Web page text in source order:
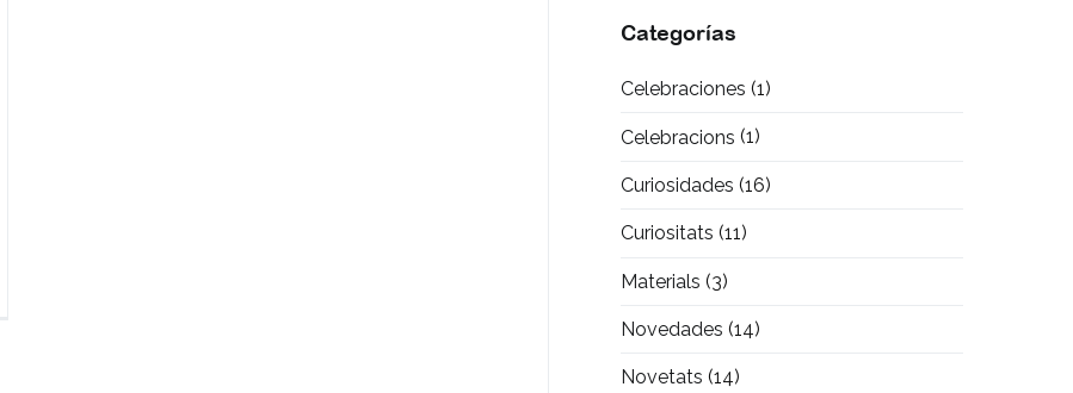
Categorías
Celebraciones (1)
Celebracions (1)
Curiosidades (16)
Curiositats (11)
Materials (3)
Novedades (14)
Novetats (14)